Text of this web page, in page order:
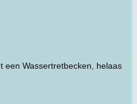
een Wassertretbecken, helaas